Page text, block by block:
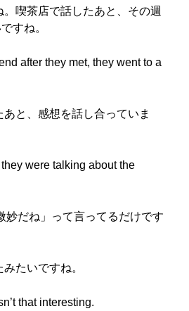
喫茶店で話したあと、その週
すね。
after they met, they went to a
と、感想を話し合っていま
were talking about the
妙だね」って言ってるだけです
たいですね。
that interesting.